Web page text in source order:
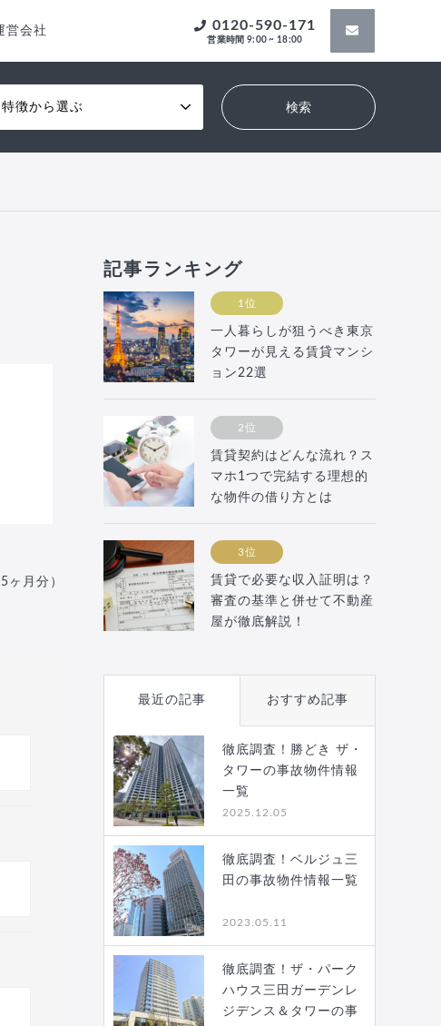
営会社 0120-590-171
営業時間 9:00 ~ 18:00
特徴から選ぶ
ヶ月分）
記事ランキング
1位
一人暮らしが狙うべき東京
タワーが見える賃貸マンシ
ョン22選
2位
賃貸契約はどんな流れ？ス
マホ1つで完結する理想的
な物件の借り方とは
3位
賃貸で必要な収入証明は？
審査の基準と併せて不動産
屋が徹底解説！
最近の記事 おすすめ記事
徹底調査！勝どき ザ・
タワーの事故物件情報
一覧
2025.12.05
徹底調査！ベルジュ三
田の事故物件情報一覧
2023.05.11
徹底調査！ザ・パーク
ハウス三田ガーデンレ
ジデンス＆タワーの事